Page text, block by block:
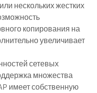
нескольких жестких
копирования на
увеличивает
сетевых
множества
имеет собственную